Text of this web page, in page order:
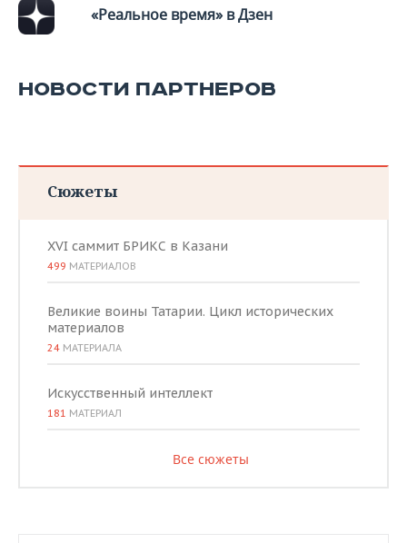
«Реальное время» в Дзен
НОВОСТИ ПАРТНЕРОВ
Сюжеты
XVI саммит БРИКС в Казани
499 МАТЕРИАЛОВ
Великие воины Татарии. Цикл исторических
материалов
24 МАТЕРИАЛА
Искусственный интеллект
181 МАТЕРИАЛ
Все сюжеты